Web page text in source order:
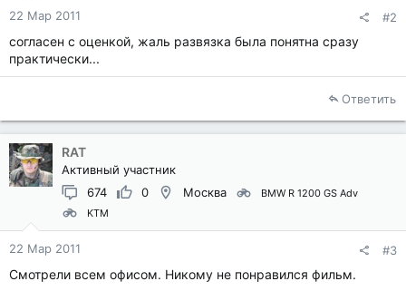
22 Мар 2011 #2
согласен с оценкой, жаль развязка была понятна сразу
практически...
Ответить
RAT
Активный участник
674
0 Москва
BMW R 1200 GS Adv
KTM
22 Мар 2011 #3
Смотрели всем офисом. Никому не понравился фильм.